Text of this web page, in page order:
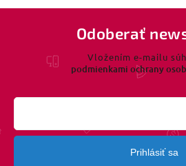
Odoberať
Vložením e-mailu
podmienkami ochrany
Prihlásiť sa